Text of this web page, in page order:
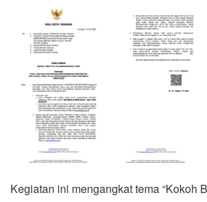
Kegiatan ini mengangkat tema “Kokoh